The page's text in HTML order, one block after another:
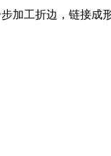
工折边，链接成形